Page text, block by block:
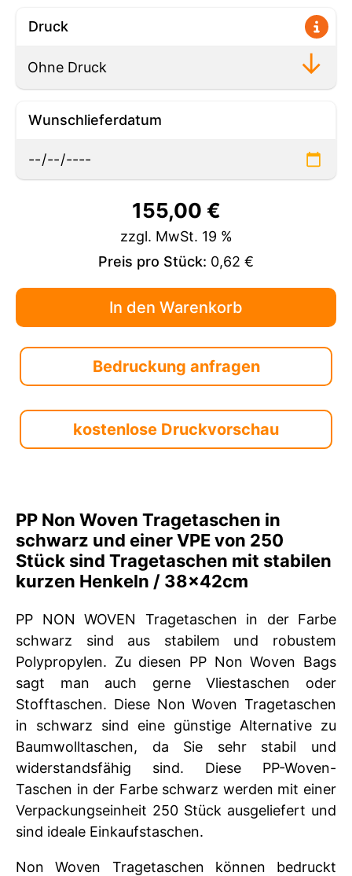
Druck
Wunschlieferdatum
155,00 €
zzgl. MwSt. 19 %
Preis pro Stück: 0,62 €
Bedruckung anfragen
kostenlose Druckvorschau
PP Non Woven Tragetaschen in
schwarz und einer VPE von 250
Stück sind Tragetaschen mit stabilen
kurzen Henkeln / 38x42cm
PP NON WOVEN Tragetaschen in der Farbe
schwarz sind aus stabilem und robustem
Polypropylen. Zu diesen PP Non Woven Bags
sagt man auch gerne Vliestaschen oder
Stofftaschen. Diese Non Woven Tragetaschen
in schwarz sind eine günstige Alternative zu
Baumwolltaschen, da Sie sehr stabil und
widerstandsfähig sind. Diese PP-Woven-
Taschen in der Farbe schwarz werden mit einer
Verpackungseinheit 250 Stück ausgeliefert und
sind ideale Einkaufstaschen.
Non Woven Tragetaschen können bedruckt